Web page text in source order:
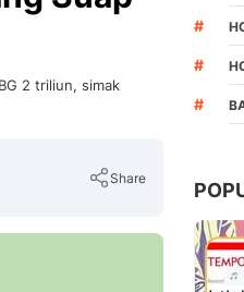
2 triliun, simak
Share
#
#
#